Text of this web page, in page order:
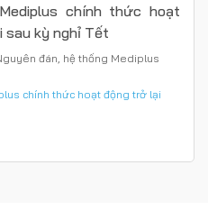
chính thức hoạt
sau kỳ nghỉ Tết
đán, hệ thống Mediplus
chính thức hoạt động trở lại